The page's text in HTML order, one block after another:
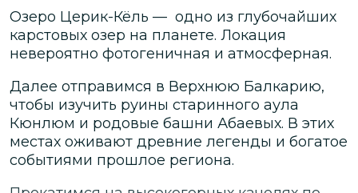
Озеро Церик-Кёль — одно из глубочайших
карстовых озер на планете. Локация
невероятно фотогеничная и атмосферная.
Далее отправимся в Верхнюю Балкарию,
чтобы изучить руины старинного аула
Кюнлюм и родовые башни Абаевых. В этих
местах оживают древние легенды и богатое
событиями прошлое региона.